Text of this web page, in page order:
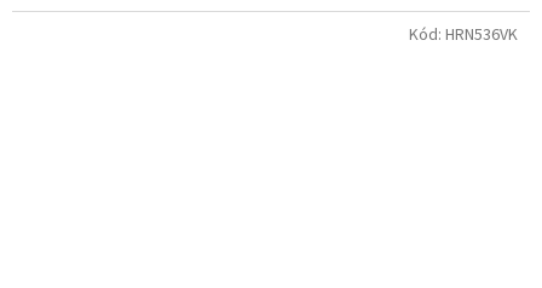
Kód: HRN536VK